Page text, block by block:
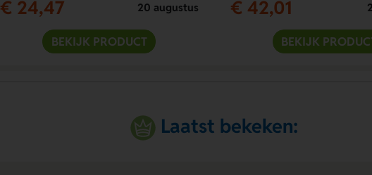
€ 24,47
20 augustus
BEKIJK PRODUCT
€ 42,01
BEKIJK
Laatst bekeken: